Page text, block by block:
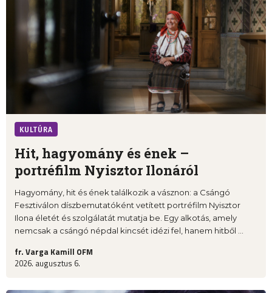
KULTÚRA
Hit, hagyomány és ének –
portréfilm Nyisztor Ilonáról
Hagyomány, hit és ének találkozik a vásznon: a Csángó
Fesztiválon díszbemutatóként vetített portréfilm Nyisztor
Ilona életét és szolgálatát mutatja be. Egy alkotás, amely
nemcsak a csángó népdal kincsét idézi fel, hanem hitből ...
fr. Varga Kamill OFM
2026. augusztus 6.